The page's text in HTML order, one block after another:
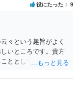
役にたった 9
々という趣旨がよく
いところです。貴方
ととしては、クリニ
れらを踏まえてクリ